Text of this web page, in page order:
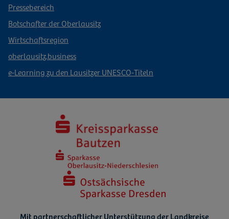
Pressebereich
Botschafter der Oberlausitz
Wirtschaftsregion
oberlausitz.business
e-Learning zu den Lausitzer UNESCO-Titeln
Mit partnerschaftlicher Unterstützung der Landkreise